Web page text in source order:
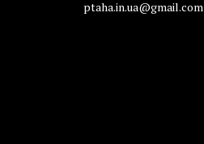
ptaha.in.ua@gmail.com